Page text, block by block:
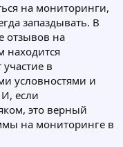
на мониторинги,
запаздывать. В
отзывов на
находится
в
условностями и
если
это верный
на мониторинге в